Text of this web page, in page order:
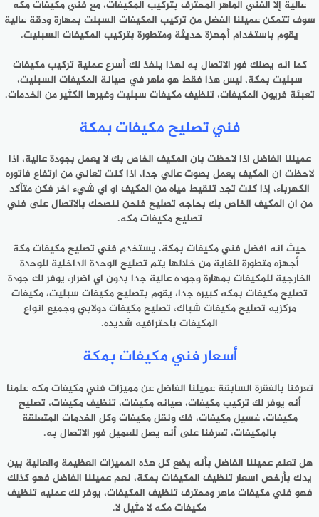
عالية إلا الفني الماهر المحترف بتركيب المكيفات، مع فني مكيفات مكه
سوف تتمكن عميلنا الفضل من تركيب المكيفات السبلت بمهارة ودقة عالية
يقوم باستخدام أجهزة حديثة ومتطورة بتركيب المكيفات السبليت.
كما انه يصلك فور الاتصال به لهذا ينفذ لك أسرع عملية تركيب مكيفات
سبليت بمكة، ليس هذا فقط هو ماهر في صيانة المكيفات السبليت،
تعبئة فريون المكيفات، تنظيف مكيفات سبليت وغيرها الكثير من الخدمات.
فني تصليح مكيفات بمكة
عميلنا الفاضل اذا لاحظت بان المكيف الخاص بك لا يعمل بجودة عالية، اذا
لاحظت ان المكيف يعمل بصوت عالي جدا، اذا كنت تعاني من ارتفاع فاتوره
الكهرباء، إذا كنت تجد تنقيط مياه من المكيف او اي شيء اخر فكن متأكد
من ان المكيف الخاص بك بحاجه تصليح فنحن ننصحك بالاتصال على فني
تصليح مكيفات مكه.
حيث انه افضل فني مكيفات بمكة، يستخدم فني تصليح مكيفات مكة
أجهزه متطورة للغاية من خلالها يتم تصليح الوحدة الداخلية للوحدة
الخارجية للمكيفات بمهارة وجوده عالية جدا بدون اي اضرار، يوفر لك جودة
تصليح مكيفات بمكه كبيره جدا، يقوم بتصليح مكيفات سبليت، مكيفات
مركزيه تصليح مكيفات شباك، تصليح مكيفات دولابي وجميع انواع
المكيفات باحترافيه شديده.
أسعار فني مكيفات بمكة
تعرفنا بالفقرة السابقة عميلنا الفاضل عن مميزات فني مكيفات مكه علمنا
أنه يوفر لك تركيب مكيفات، صيانه مكيفات، تنظيف مكيفات، تصليح
مكيفات، غسيل مكيفات، فك ونقل مكيفات وكل الخدمات المتعلقة
بالمكيفات، تعرفنا على أنه يصل للعميل فور الاتصال به.
هل تعلم عميلنا الفاضل بأنه يضع كل هذه المميزات العظيمة والعالية بين
يدك بأرخص اسعار تنظيف المكيفات بمكة، نعم عميلنا الفاضل فهو كذلك
فهو فني مكيفات ماهر ومحترف تنظيف المكيفات، يوفر لك عمليه تنظيف
مكيفات مكه لا مثيل لا.